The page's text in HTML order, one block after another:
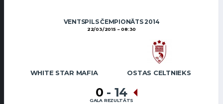
VENTSPILS ČEMPIONĀTS 2014
22/03/2015 08:30
WHITE STAR MAFIA OSTAS CELTNIEKS
0 - 14
GALA REZULTĀTS